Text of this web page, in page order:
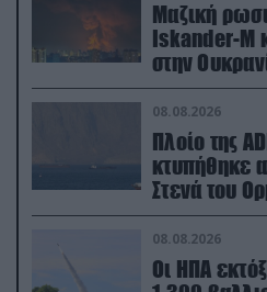
Μαζική
Iskander-M
στην
08.08.2026
Πλοίο της
κτυπήθηκε
Στενά του
08.08.2026
Οι ΗΠΑ